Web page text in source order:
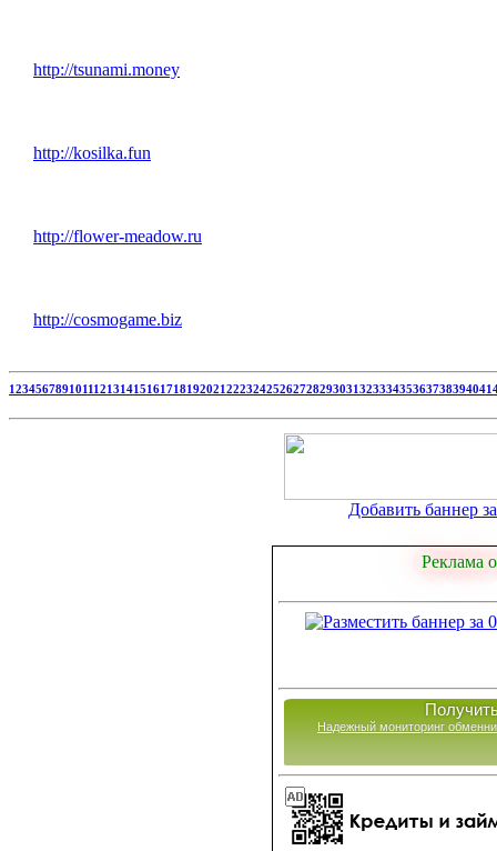
http://tsunami.money
http://kosilka.fun
http://flower-meadow.ru
http://cosmogame.biz
1234567891011121314151617181920212223242526272829303132333435363738394041
Добавить баннер
Реклама
Надежный мониторинг